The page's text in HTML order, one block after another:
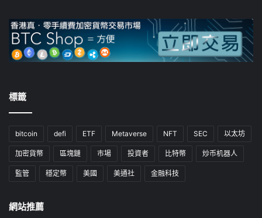
標籤
bitcoin defi ETF Metaverse NFT SEC 以太坊
加密貨幣 區塊鏈 市場 投資者 比特幣 炒币机器人
監管 穩定幣 美國 美通社 金融科技
網站推薦